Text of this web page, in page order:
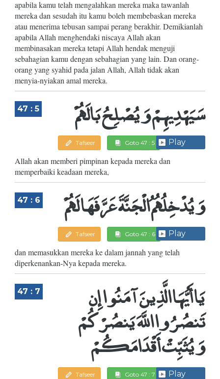
apabila kamu telah mengalahkan mereka maka tawanlah
mereka dan sesudah itu kamu boleh membebaskan mereka
atau menerima tebusan sampai perang berakhir. Demikianlah
apabila Allah menghendaki niscaya Allah akan
membinasakan mereka tetapi Allah hendak menguji
sebahagian kamu dengan sebahagian yang lain. Dan orang-
orang yang syahid pada jalan Allah, Allah tidak akan
menyia-nyiakan amal mereka.
47 : 5 سَيَهْدِيهِمْ وَيُصْلِحُ بَالَهُمْ
Tafseer Goto 47 : 5 Play
Allah akan memberi pimpinan kepada mereka dan
memperbaiki keadaan mereka,
47 : 6 وَيُدْخِلُهُمُ الْجَنَّةَ عَرَّفَهَا لَهُمْ
Tafseer Goto 47 : 6 Play
dan memasukkan mereka ke dalam jannah yang telah
diperkenankan-Nya kepada mereka.
47 : 7 يَا أَيُّهَا الَّذِينَ آمَنُوا إِن
تَنصُرُوا اللَّهَ يَنصُرْكُمْ
وَيُثَبِّتْ أَقْدَامَكُمْ
Tafseer Goto 47 : 7 Play